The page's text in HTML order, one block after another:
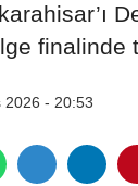
finalinde
2026 - 20:53